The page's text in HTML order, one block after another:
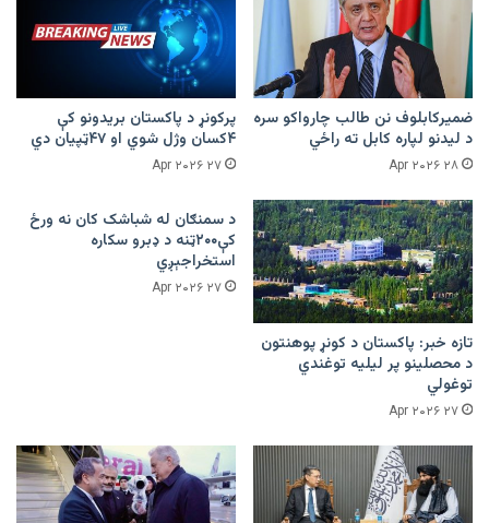
ضمیرکابلوف نن طالب چارواکو سره
د لیدنو لپاره کابل ته راځي
۲۸ Apr ۲۰۲۶
پرکونړ د پاکستان بریدونو کې
۴کسان وژل شوي او ۴۷ټپیان دي
۲۷ Apr ۲۰۲۶
تازه خبر: پاکستان د کونړ پوهنتون
د محصلینو پر لیلیه توغندي
توغولي
۲۷ Apr ۲۰۲۶
د سمنګان له شباشک کان نه ورځ
کې۲۰۰ټنه د ډبرو سکاره
استخراجېږي
۲۷ Apr ۲۰۲۶